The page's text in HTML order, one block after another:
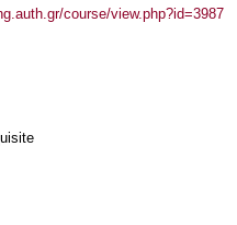
course/view.php?id=3987